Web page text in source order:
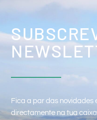
Fica a par das novidades
directamente na tua caixa